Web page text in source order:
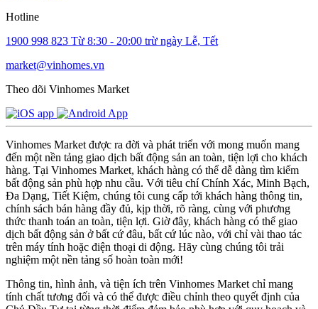
Hotline
1900 998 823 Từ 8:30 - 20:00 trừ ngày Lễ, Tết
market@vinhomes.vn
Theo dõi Vinhomes Market
Vinhomes Market được ra đời và phát triển với mong muốn mang
đến một nền tảng giao dịch bất động sản an toàn, tiện lợi cho khách
hàng. Tại Vinhomes Market, khách hàng có thể dễ dàng tìm kiếm
bất động sản phù hợp nhu cầu. Với tiêu chí Chính Xác, Minh Bạch,
Đa Dạng, Tiết Kiệm, chúng tôi cung cấp tới khách hàng thông tin,
chính sách bán hàng đầy đủ, kịp thời, rõ ràng, cùng với phương
thức thanh toán an toàn, tiện lợi. Giờ đây, khách hàng có thể giao
dịch bất động sản ở bất cứ đâu, bất cứ lúc nào, với chỉ vài thao tác
trên máy tính hoặc điện thoại di động. Hãy cùng chúng tôi trải
nghiệm một nền tảng số hoàn toàn mới!
Thông tin, hình ảnh, và tiện ích trên Vinhomes Market chỉ mang
tính chất tương đối và có thể được điều chỉnh theo quyết định của